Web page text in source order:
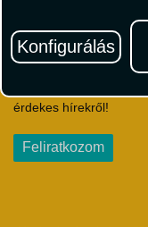
Konfigurálás
Hírlevél
Iratkozzon fel
érdekes hírekről!
Feliratkozom